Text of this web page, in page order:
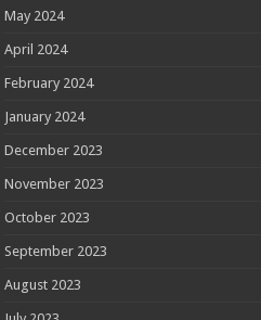
May 2024
April 2024
February 2024
January 2024
December 2023
November 2023
October 2023
September 2023
August 2023